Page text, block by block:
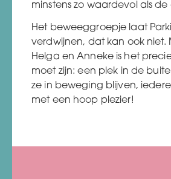
minstens zo waardevol als de
Het beweeggroepje laat
verdwijnen, dat kan ook niet.
Helga en Anneke is het
moet zijn: een plek in de
ze in beweging blijven,
met een hoop plezier!